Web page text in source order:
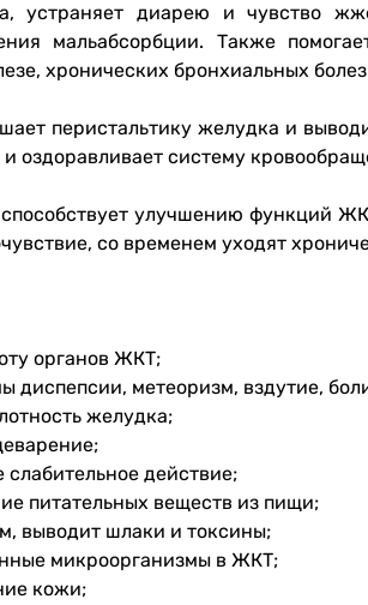
устраняет диарею и чувство
мальабсорбции. Также
хронических бронхиальных
перистальтику желудка и
оздоравливает систему
улучшению функций
со временем уходят
органов ЖКТ;
диспепсии, метеоризм, вздутие,
желудка;
слабительное действие;
питательных веществ из пищи;
выводит шлаки и токсины;
микроорганизмы в ЖКТ;
кожи;